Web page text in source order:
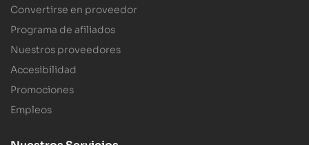
Convertirse en proveedor
Programa de afiliados
Nuestros proveedores
Accesibilidad
Promociones
Empleos